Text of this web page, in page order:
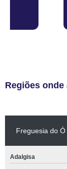
Regiões
Freguesia do Ó
Adalgisa